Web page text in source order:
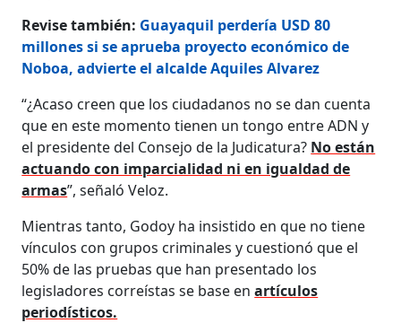
Revise también: Guayaquil perdería USD 80
millones si se aprueba proyecto económico de
Noboa, advierte el alcalde Aquiles Alvarez
“¿Acaso creen que los ciudadanos no se dan cuenta
que en este momento tienen un tongo entre ADN y
el presidente del Consejo de la Judicatura? No están
actuando con imparcialidad ni en igualdad de
armas”, señaló Veloz.
Mientras tanto, Godoy ha insistido en que no tiene
vínculos con grupos criminales y cuestionó que el
50% de las pruebas que han presentado los
legisladores correístas se base enartículos
periodísticos.